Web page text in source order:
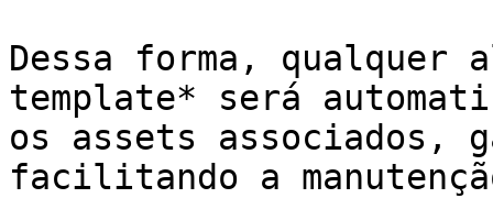
Dessa forma,
template* será
os assets associados,
facilitando a